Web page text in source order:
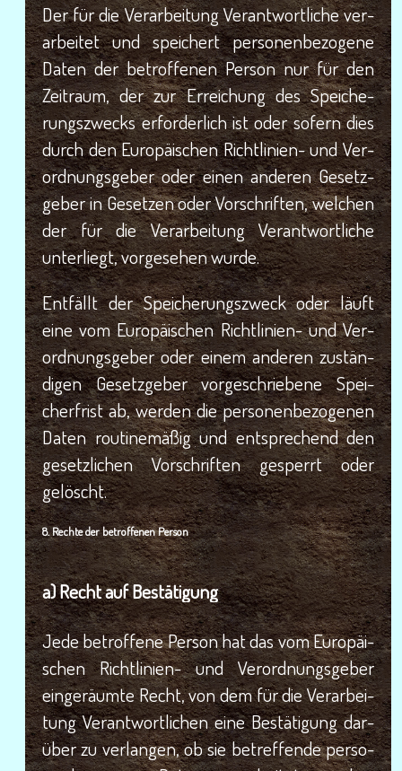
Der für die Ver­ar­bei­tung Ver­ant­wort­li­che ver­
ar­bei­tet und spei­chert per­so­nen­be­zo­ge­ne
Daten der betrof­fe­nen Per­son nur für den
Zeit­raum, der zur Errei­chung des Spei­che­
rungs­zwecks erfor­der­lich ist oder sofern dies
durch den Euro­päi­schen Richt­li­ni­en- und Ver­
ord­nungs­ge­ber oder einen ande­ren Gesetz­
ge­ber in Geset­zen oder Vor­schrif­ten, wel­chen
der für die Ver­ar­bei­tung Ver­ant­wort­li­che
unter­liegt, vor­ge­se­hen wurde.
Ent­fällt der Spei­che­rungs­zweck oder läuft
eine vom Euro­päi­schen Richt­li­ni­en- und Ver­
ord­nungs­ge­ber oder einem ande­ren zustän­
di­gen Gesetz­ge­ber vor­ge­schrie­be­ne Spei­
cher­frist ab, wer­den die per­so­nen­be­zo­ge­nen
Daten rou­ti­ne­mä­ßig und ent­spre­chend den
gesetz­li­chen Vor­schrif­ten gesperrt oder
gelöscht.
8. Rech­te der betrof­fe­nen Person
a) Recht auf Bestätigung
Jede betrof­fe­ne Per­son hat das vom Euro­päi­
schen Richt­li­ni­en- und Ver­ord­nungs­ge­ber
ein­ge­räum­te Recht, von dem für die Ver­ar­bei­
tung Ver­ant­wort­li­chen eine Bestä­ti­gung dar­
über zu ver­lan­gen, ob sie betref­fen­de per­so­